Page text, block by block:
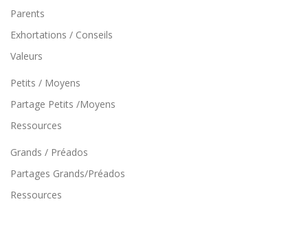
Parents
Exhortations / Conseils
Valeurs
Petits / Moyens
Partage Petits /Moyens
Ressources
Grands / Préados
Partages Grands/Préados
Ressources